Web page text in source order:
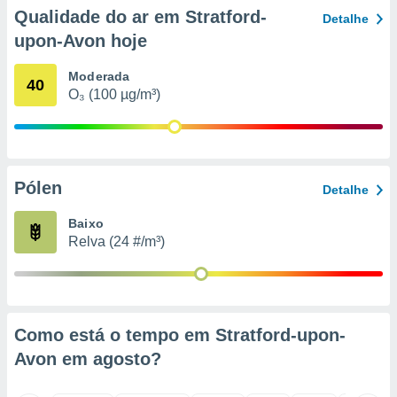
qual se
tal,
seu
ou opor-
na
o
num
Qualidade do ar em Stratford-
upon-Avon hoje
Detalhe
40 Moderada
O₃ (100 µg/m³)
Pólen Detalhe
Baixo
Relva (24 #/m³)
Como está o tempo em Stratford-upon-
Avon em agosto?